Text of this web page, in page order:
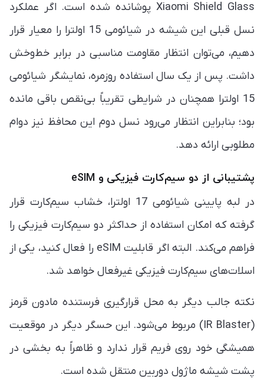
Xiaomi Shield Glass پوشانده شده است. اگر عملکرد
نسل قبلی این شیشه در شیائومی 15 اولترا را معیار قرار
دهیم، می‌توان انتظار مقاومت مناسبی در برابر خط‌وخش
داشت. پس از یک سال استفاده روزمره، نمایشگر شیائومی
15 اولترا همچنان در شرایطی تقریباً بی‌نقص باقی مانده
بود؛ بنابراین انتظار می‌رود نسل دوم این محافظ نیز دوام
مطلوبی ارائه دهد.
پشتیبانی از دو سیم‌کارت فیزیکی و eSIM
در لبه پایینی شیائومی 17 اولترا، خشاب سیم‌کارت قرار
گرفته که امکان استفاده از حداکثر دو سیم‌کارت فیزیکی را
فراهم می‌کند. البته اگر قابلیت eSIM را فعال کنید، یکی از
اسلات‌های سیم‌کارت فیزیکی غیرفعال خواهد شد.
نکته جالب دیگر به محل قرارگیری فرستنده مادون قرمز
(IR Blaster) مربوط می‌شود. این حسگر دیگر در موقعیت
همیشگی خود روی فریم قرار ندارد و ظاهراً به بخشی در
پشت شیشه ماژول دوربین منتقل شده است.